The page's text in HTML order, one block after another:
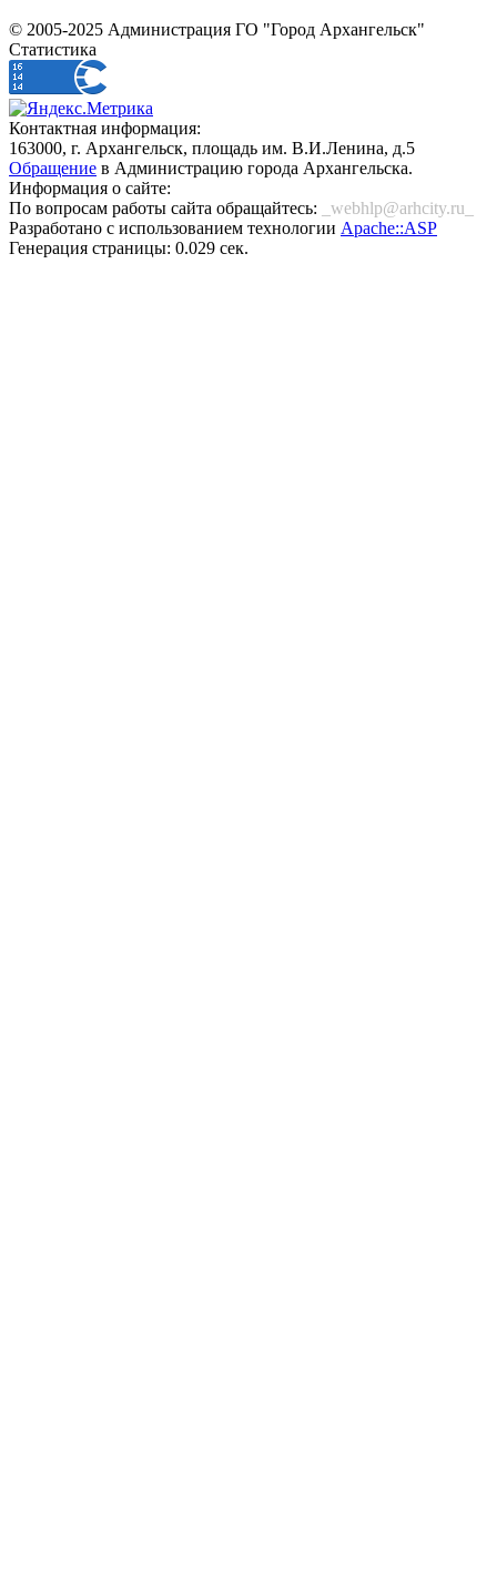
© 2005-2025 Администрация ГО "Город Архангельск"
Статистика
Контактная информация:
163000, г. Архангельск, площадь им. В.И.Ленина, д.5
Обращение в Администрацию города Архангельска.
Информация о сайте:
По вопросам работы сайта обращайтесь:
_webhlp@arhcity.ru_
Разработано с использованием технологии Apache::ASP
Генерация страницы: 0.029 сек.